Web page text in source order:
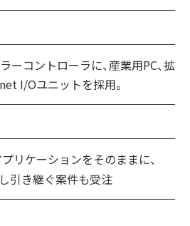
ーコントローラに、産業用PC、拡
I/Oユニットを採用。
リケーションをそのままに、
引き継ぐ案件も受注